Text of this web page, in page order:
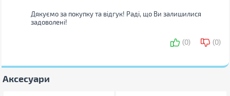
Ваш коментар:
Дякуємо за покупку та відгук! Раді, що Ви залишилися
задоволені!
(0) (0)
Аксесуари